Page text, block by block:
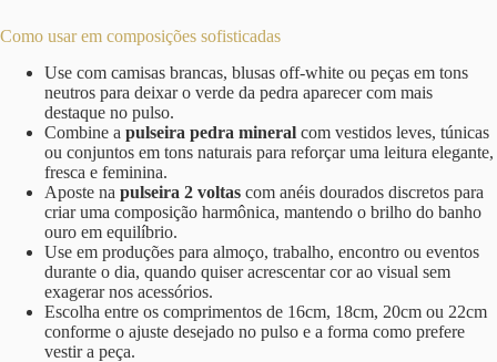
Como usar em composições sofisticadas
Use com camisas brancas, blusas off-white ou peças em tons
neutros para deixar o verde da pedra aparecer com mais
destaque no pulso.
Combine a pulseira pedra mineral com vestidos leves, túnicas
ou conjuntos em tons naturais para reforçar uma leitura elegante,
fresca e feminina.
Aposte na pulseira 2 voltas com anéis dourados discretos para
criar uma composição harmônica, mantendo o brilho do banho
ouro em equilíbrio.
Use em produções para almoço, trabalho, encontro ou eventos
durante o dia, quando quiser acrescentar cor ao visual sem
exagerar nos acessórios.
Escolha entre os comprimentos de 16cm, 18cm, 20cm ou 22cm
conforme o ajuste desejado no pulso e a forma como prefere
vestir a peça.